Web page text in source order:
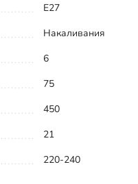
E27
Накаливания
6
75
450
21
220-240